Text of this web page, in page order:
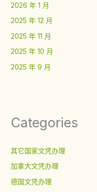
2026 年 1 月
2025 年 12 月
2025 年 11 月
2025 年 10 月
2025 年 9 月
Categories
其它国家文凭办理
加拿大文凭办理
德国文凭办理